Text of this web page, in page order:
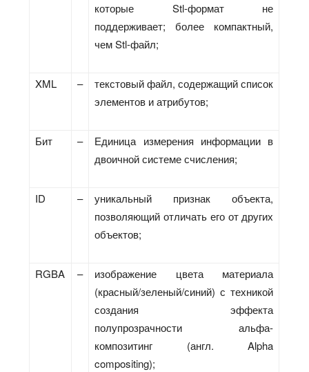
которые Stl-формат не
поддерживает; более компактный,
чем Stl-файл;
XML –
текстовый файл, содержащий список
элементов и атрибутов;
Бит –
Единица измерения информации в
двоичной системе счисления;
ID –
уникальный признак объекта,
позволяющий отличать его от других
объектов;
RGBA –
изображение цвета материала
(красный/зеленый/синий) с техникой
создания эффекта
полупрозрачности альфа-
композитинг (англ. Alpha
compositing);